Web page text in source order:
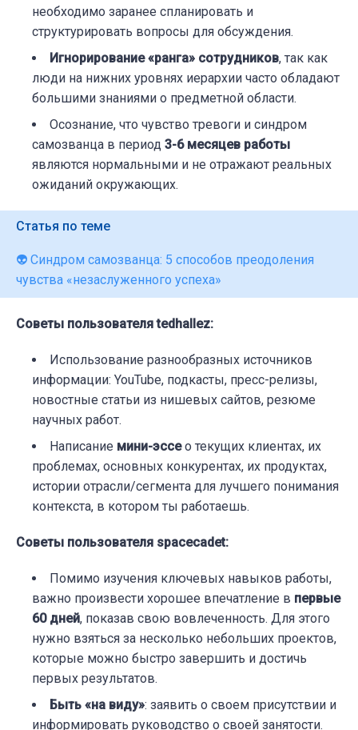
необходимо заранее спланировать и
структурировать вопросы для обсуждения.
Игнорирование «ранга» сотрудников, так как
люди на нижних уровнях иерархии часто обладают
большими знаниями о предметной области.
Осознание, что чувство тревоги и синдром
самозванца в период 3-6 месяцев работы
являются нормальными и не отражают реальных
ожиданий окружающих.
Статья по теме
👽 Синдром самозванца: 5 способов преодоления
чувства «незаслуженного успеха»
Советы пользователя tedhallez:
Использование разнообразных источников
информации: YouTube, подкасты, пресс-релизы,
новостные статьи из нишевых сайтов, резюме
научных работ.
Написание мини-эссео текущих клиентах, их
проблемах, основных конкурентах, их продуктах,
истории отрасли/сегмента для лучшего понимания
контекста, в котором ты работаешь.
Советы пользователя spacecadet:
Помимо изучения ключевых навыков работы,
важно произвести хорошее впечатление в первые
60 дней, показав свою вовлеченность. Для этого
нужно взяться за несколько небольших проектов,
которые можно быстро завершить и достичь
первых результатов.
Быть «на виду»: заявить о своем присутствии и
информировать руководство о своей занятости.